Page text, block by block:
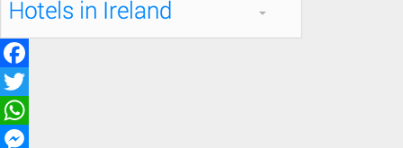
F
a
c
T
w
W